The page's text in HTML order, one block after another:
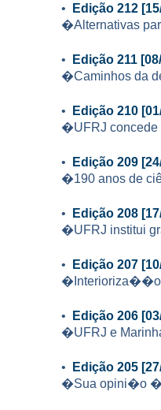
• Edição 212
�Alternativas
• Edição 211
�Caminhos da
• Edição 210
�UFRJ concede
• Edição 209
�190 anos de
• Edição 208
�UFRJ institui
• Edição 207
• Edição 206
�UFRJ e
• Edição 205
�Sua opini�o �